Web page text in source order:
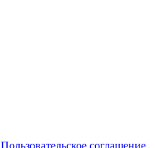
Пользовательское соглашение